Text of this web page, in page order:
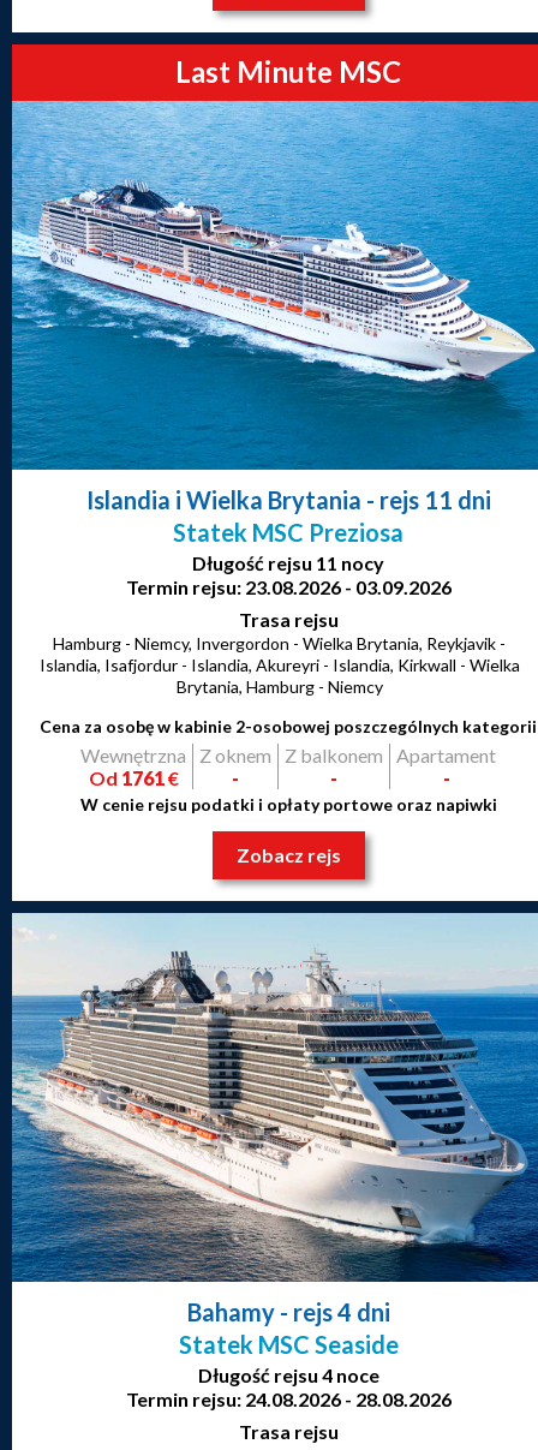
Last Minute MSC
Islandia i Wielka Brytania - rejs 11 dni
Statek MSC Preziosa
Długość rejsu 11 nocy
Termin rejsu: 23.08.2026 - 03.09.2026
Trasa rejsu
Hamburg - Niemcy, Invergordon - Wielka Brytania, Reykjavik -
Islandia, Isafjordur - Islandia, Akureyri - Islandia, Kirkwall - Wielka
Brytania, Hamburg - Niemcy
Cena za osobę w kabinie 2-osobowej poszczególnych kategorii
Wewnętrzna
Od 1761€
Z oknem
-
Z balkonem
-
Apartament
-
W cenie rejsu podatki i opłaty portowe oraz napiwki
Zobacz rejs
Bahamy- rejs 4 dni
Statek MSC Seaside
Długość rejsu 4 noce
Termin rejsu: 24.08.2026 - 28.08.2026
Trasa rejsu